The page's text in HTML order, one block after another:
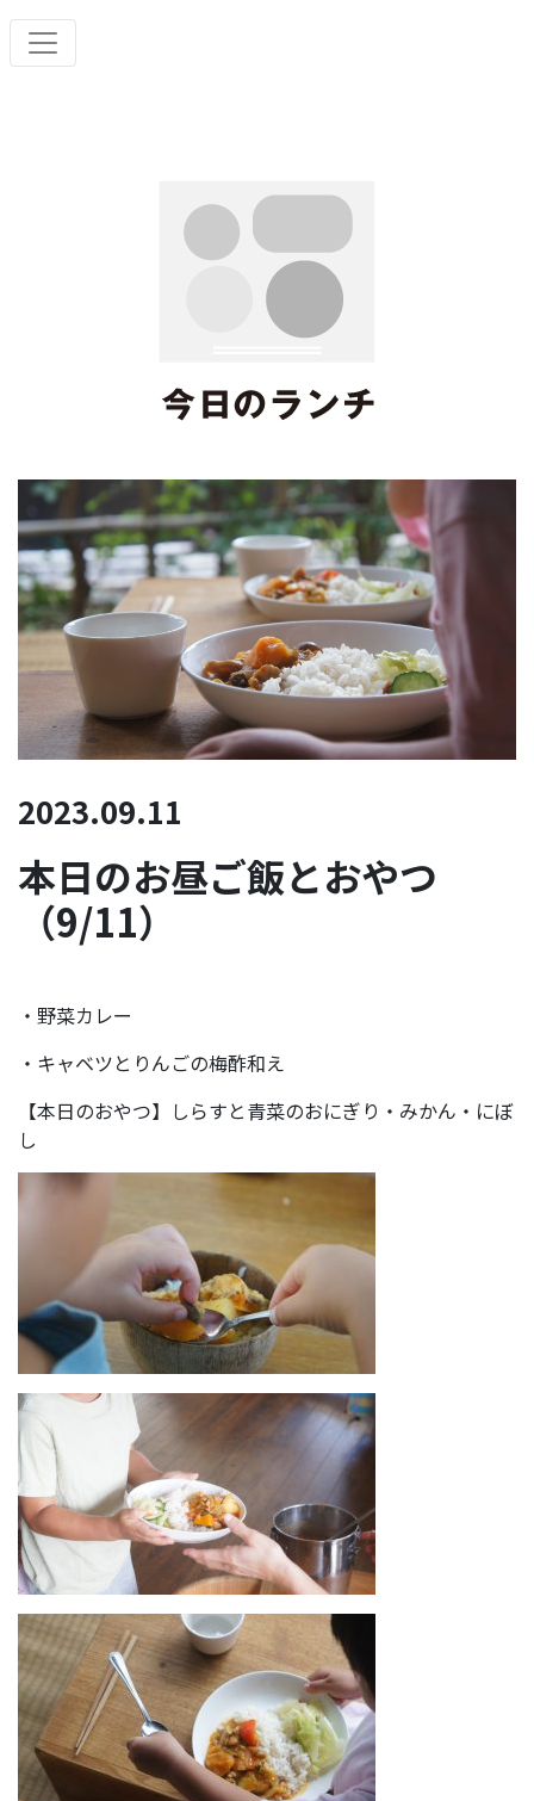
2023.09.11
本日のお昼ご飯とおやつ
（9/11）
・野菜カレー
・キャベツとりんごの梅酢和え
【本日のおやつ】しらすと青菜のおにぎり・みかん・にぼ
し